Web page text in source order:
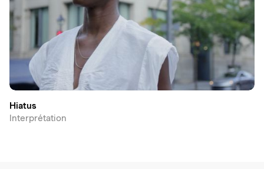
Hiatus
Interprétation